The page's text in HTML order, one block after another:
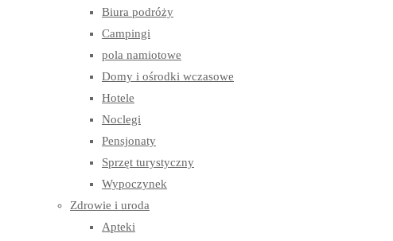
Biura podróży
Campingi
pola namiotowe
Domy i ośrodki wczasowe
Hotele
Noclegi
Pensjonaty
Sprzęt turystyczny
Wypoczynek
Zdrowie i uroda
Apteki